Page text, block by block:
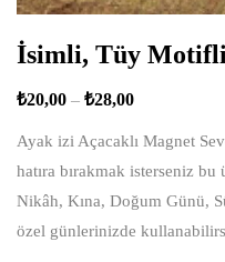
İsimli, Tüy Motifli
₺20,00 – ₺28,00
Ayak izi Açacaklı Magnet
hatıra bırakmak isterseniz
Nikâh, Kına, Doğum Günü,
özel günlerinizde